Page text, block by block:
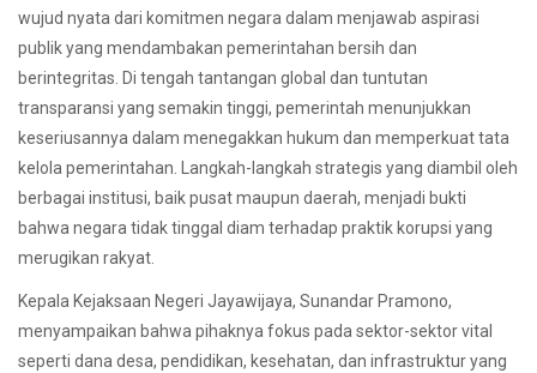
wujud nyata dari komitmen negara dalam menjawab aspirasi
publik yang mendambakan pemerintahan bersih dan
berintegritas. Di tengah tantangan global dan tuntutan
transparansi yang semakin tinggi, pemerintah menunjukkan
keseriusannya dalam menegakkan hukum dan memperkuat tata
kelola pemerintahan. Langkah-langkah strategis yang diambil oleh
berbagai institusi, baik pusat maupun daerah, menjadi bukti
bahwa negara tidak tinggal diam terhadap praktik korupsi yang
merugikan rakyat.
Kepala Kejaksaan Negeri Jayawijaya, Sunandar Pramono,
menyampaikan bahwa pihaknya fokus pada sektor-sektor vital
seperti dana desa, pendidikan, kesehatan, dan infrastruktur yang